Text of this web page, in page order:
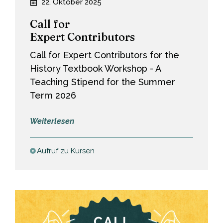
22. Oktober 2025
Call for
Expert Contributors
Call for Expert Contributors for the
History Textbook Workshop - A
Teaching Stipend for the Summer
Term 2026
Weiterlesen:
Expert
Aufruf zu Kursen